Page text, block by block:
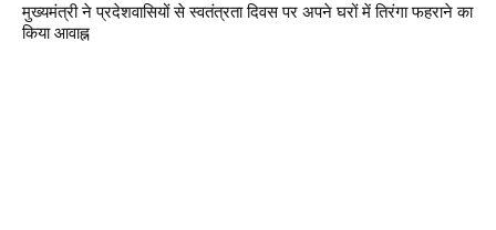
मुख्यमंत्री ने प्रदेशवासियों से स्वतंत्रता दिवस पर अपने घरों में तिरंगा फहराने का
किया आवाह्न